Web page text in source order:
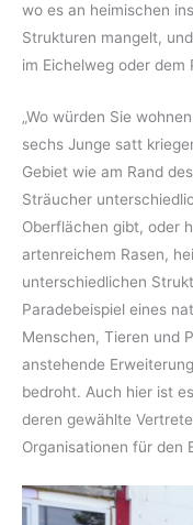
wo es an heimischen
Strukturen mangelt,
im Eichelweg oder
„Wo würden Sie
sechs Junge satt
Gebiet wie am Rand
Sträucher
Oberflächen gibt, oder
artenreichem Rasen,
unterschiedlichen
Paradebeispiel eines
Menschen, Tieren und
anstehende
bedroht. Auch hier ist
deren gewählte
Organisationen für den